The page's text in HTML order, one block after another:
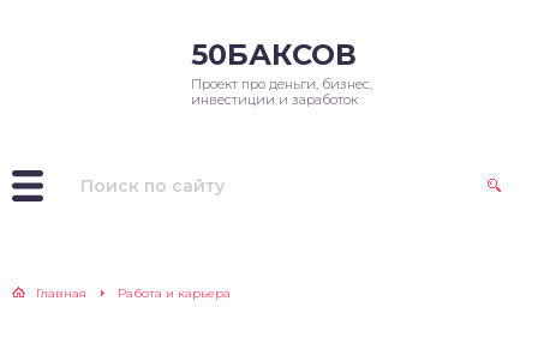
50БАКСОВ
Проект про деньги, бизнес,
инвестиции и заработок
Главная Работа и карьера